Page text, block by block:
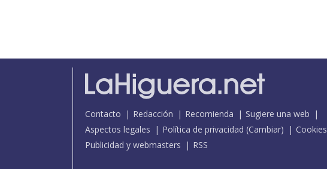
Contacto Redacción Recomienda
Sugiere una web
Aspectos legales
Política de privacidad (Cambiar)
Cookies
Publicidad y webmasters
RSS